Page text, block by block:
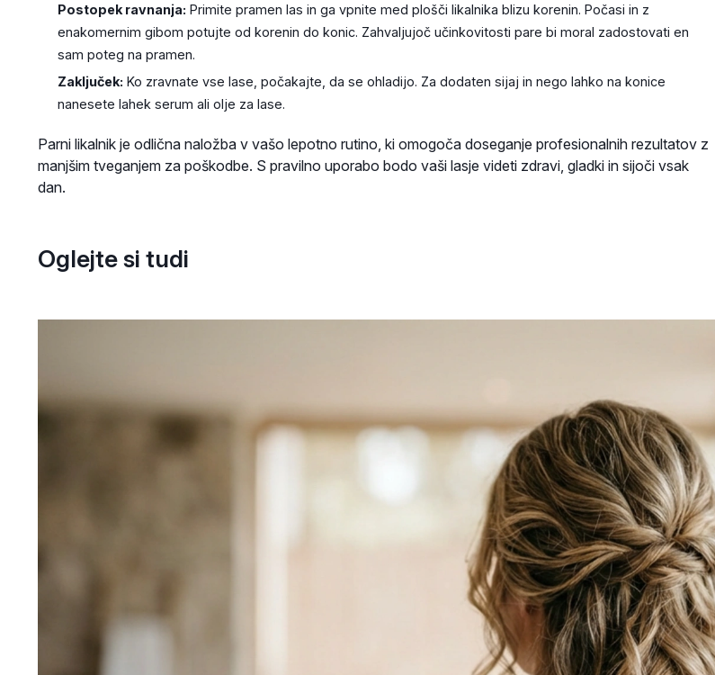
Postopek ravnanja: Primite pramen las in ga vpnite med plošči likalnika blizu korenin. Počasi in z
enakomernim gibom potujte od korenin do konic. Zahvaljujoč učinkovitosti pare bi moral zadostovati en
sam poteg na pramen.
Zaključek: Ko zravnate vse lase, počakajte, da se ohladijo. Za dodaten sijaj in nego lahko na konice
nanesete lahek serum ali olje za lase.
Parni likalnik je odlična naložba v vašo lepotno rutino, ki omogoča doseganje profesionalnih rezultatov z
manjšim tveganjem za poškodbe. S pravilno uporabo bodo vaši lasje videti zdravi, gladki in sijoči vsak
dan.
Oglejte si tudi